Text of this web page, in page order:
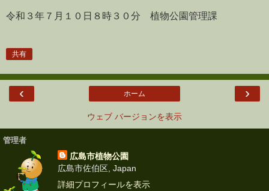
令和３年７月１０日８時３０分 植物公園管理課
共有
‹ ›
ホーム
ウェブ バージョンを表示
管理者
広島市植物公園
広島市佐伯区, Japan
詳細プロフィールを表示